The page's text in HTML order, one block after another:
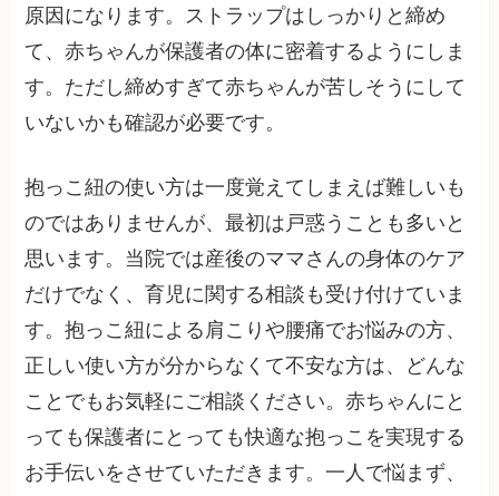
原因になります。ストラップはしっかりと締め
て、赤ちゃんが保護者の体に密着するようにしま
す。ただし締めすぎて赤ちゃんが苦しそうにして
いないかも確認が必要です。
抱っこ紐の使い方は一度覚えてしまえば難しいも
のではありませんが、最初は戸惑うことも多いと
思います。当院では産後のママさんの身体のケア
だけでなく、育児に関する相談も受け付けていま
す。抱っこ紐による肩こりや腰痛でお悩みの方、
正しい使い方が分からなくて不安な方は、どんな
ことでもお気軽にご相談ください。赤ちゃんにと
っても保護者にとっても快適な抱っこを実現する
お手伝いをさせていただきます。一人で悩まず、